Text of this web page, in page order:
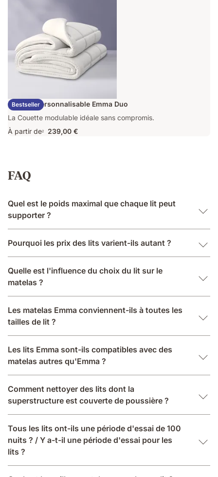
Bestseller
Couette Personnalisable Emma Duo
La Couette modulable idéale sans compromis.
À partir de2 239,00 €
FAQ
Quel est le poids maximal que chaque lit peut
supporter ?
Pourquoi les prix des lits varient-ils autant ?
Quelle est l'influence du choix du lit sur le
matelas ?
Les matelas Emma conviennent-ils à toutes les
tailles de lit ?
Les lits Emma sont-ils compatibles avec des
matelas autres qu'Emma ?
Comment nettoyer des lits dont la
superstructure est couverte de poussière ?
Tous les lits ont-ils une période d'essai de 100
nuits ? / Y a-t-il une période d'essai pour les
lits ?